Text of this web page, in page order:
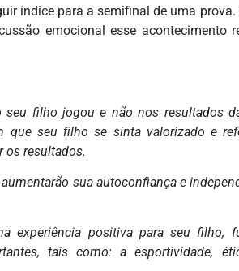
índice para a semifinal de uma
emocional esse acontecimento
seu filho jogou e não nos resultados
seu filho se sinta valorizado e
os resultados.
sua autoconfiança e
experiência positiva para seu filho,
tais como: a esportividade,